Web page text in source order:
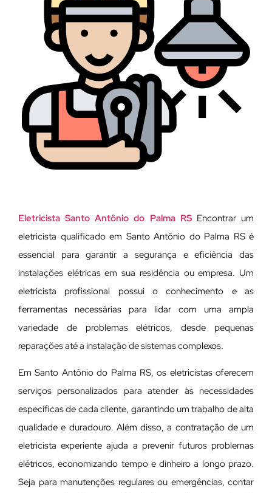
Eletricista Santo Antônio do Palma RSEncontrar um
eletricista qualificado em Santo Antônio do Palma RS é
essencial para garantir a segurança e eficiência das
instalações elétricas em sua residência ou empresa. Um
eletricista profissional possui o conhecimento e as
ferramentas necessárias para lidar com uma ampla
variedade de problemas elétricos, desde pequenas
reparações até a instalação de sistemas complexos.
Em Santo Antônio do Palma RS, os eletricistas oferecem
serviços personalizados para atender às necessidades
específicas de cada cliente, garantindo um trabalho de alta
qualidade e duradouro. Além disso, a contratação de um
eletricista experiente ajuda a prevenir futuros problemas
elétricos, economizando tempo e dinheiro a longo prazo.
Seja para manutenções regulares ou emergências, contar